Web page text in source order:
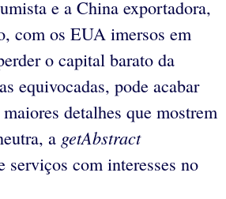
e a China exportadora,
com os EUA imersos em
o capital barato da
equivocadas, pode acabar
detalhes que mostrem
a getAbstract
serviços com interesses no